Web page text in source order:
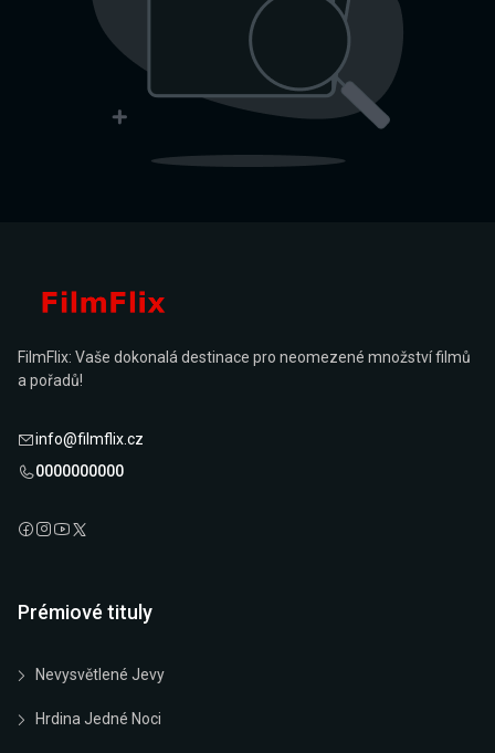
FilmFlix: Vaše dokonalá destinace pro neomezené množství filmů
a pořadů!
info@filmflix.cz
0000000000
Prémiové tituly
Nevysvětlené Jevy
Hrdina Jedné Noci